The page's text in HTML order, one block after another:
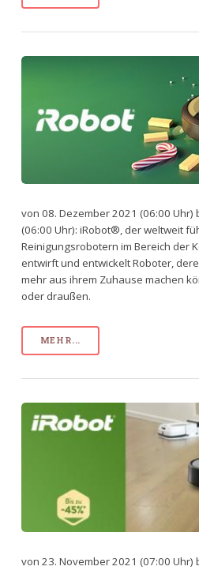
von 08. Dezember 2021 (06:00 Uhr)
(06:00 Uhr): iRobot®, der weltweit
Reinigungsrobotern im Bereich der
entwirft und entwickelt Roboter,
mehr aus ihrem Zuhause machen
oder draußen.
MEHR...
von 23. November 2021 (07:00 Uhr)